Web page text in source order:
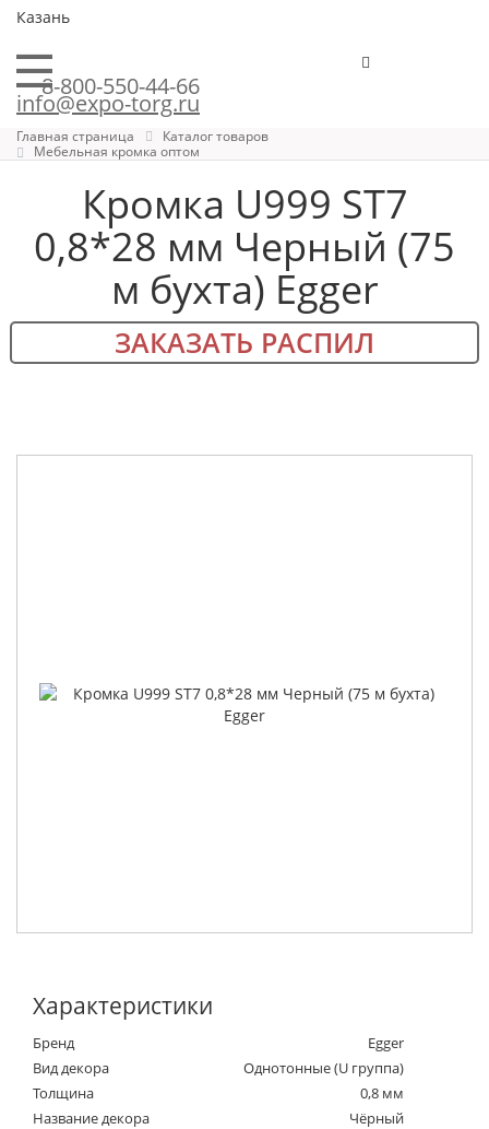
Казань
8-800-550-44-66
info@expo-torg.ru
Главная страница
Каталог товаров
Мебельная кромка оптом
Кромка U999 ST7
0,8*28 мм Черный (75
м бухта) Egger
ЗАКАЗАТЬ РАСПИЛ
Характеристики
Бренд
Egger
Вид декора
Однотонные (U группа)
Толщина
0,8 мм
Название декора
Чёрный